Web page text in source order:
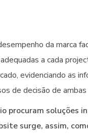
da marca
a cada
evidenciando as
de decisão de ambas
procuram soluções
surge, assim,